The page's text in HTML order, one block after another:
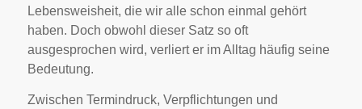
Lebensweisheit, die wir alle schon einmal gehört
haben. Doch obwohl dieser Satz so oft
ausgesprochen wird, verliert er im Alltag häufig seine
Bedeutung.
Zwischen Termindruck, Verpflichtungen und